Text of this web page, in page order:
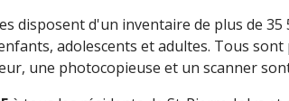
disposent d'un inventaire de plus de
adolescents et adultes. Tous
une photocopieuse et un scanner